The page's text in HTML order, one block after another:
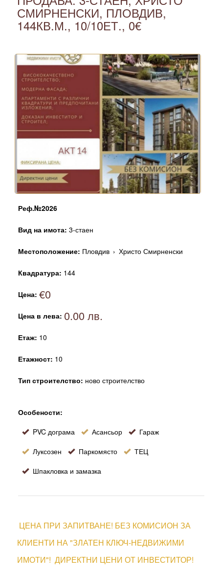
СМИРНЕНСКИ, ПЛОВДИВ,
144КВ.М., 10/10ЕТ., 0€
Реф.№2026
Вид на имота: 3-стаен
Местоположение: Пловдив › Христо Смирненски
Квадратура: 144
Цена: €0
Цена в лева: 0.00 лв.
Етаж: 10
Етажност: 10
Тип строителство: ново строителство
Особености:
PVC дограма
Асансьор
Гараж
Луксозен
Паркомясто
ТЕЦ
Шпакловка и замазка
ЦЕНА ПРИ ЗАПИТВАНЕ! БЕЗ КОМИСИОН ЗА
КЛИЕНТИ НА "ЗЛАТЕН КЛЮЧ-НЕДВИЖИМИ
ИМОТИ"! ДИРЕКТНИ ЦЕНИ ОТ ИНВЕСТИТОР!